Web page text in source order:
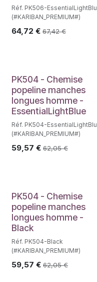
Réf. PK506-
(#KARIBAN_PREMIUM#)
64,72 € 67,42€
PK504 - Chemise
popeline manches
longues homme -
EssentialLightBlue
Réf. PK504-
(#KARIBAN_PREMIUM#)
59,57 € 62,05€
PK504 - Chemise
popeline manches
longues homme -
Black
Réf. PK504-Black
(#KARIBAN_PREMIUM#)
59,57 € 62,05€